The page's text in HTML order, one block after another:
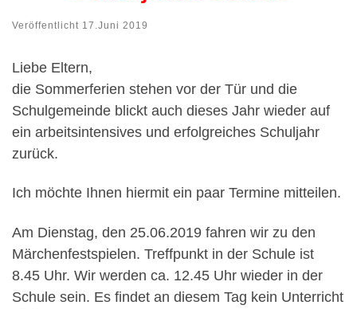
Veröffentlicht 17.Juni 2019
Liebe Eltern,
die Sommerferien stehen vor der Tür und die
Schulgemeinde blickt auch dieses Jahr wieder auf
ein arbeitsintensives und erfolgreiches Schuljahr
zurück.
Ich möchte Ihnen hiermit ein paar Termine mitteilen.
Am Dienstag, den 25.06.2019 fahren wir zu den
Märchenfestspielen. Treffpunkt in der Schule ist
8.45 Uhr. Wir werden ca. 12.45 Uhr wieder in der
Schule sein. Es findet an diesem Tag kein Unterricht